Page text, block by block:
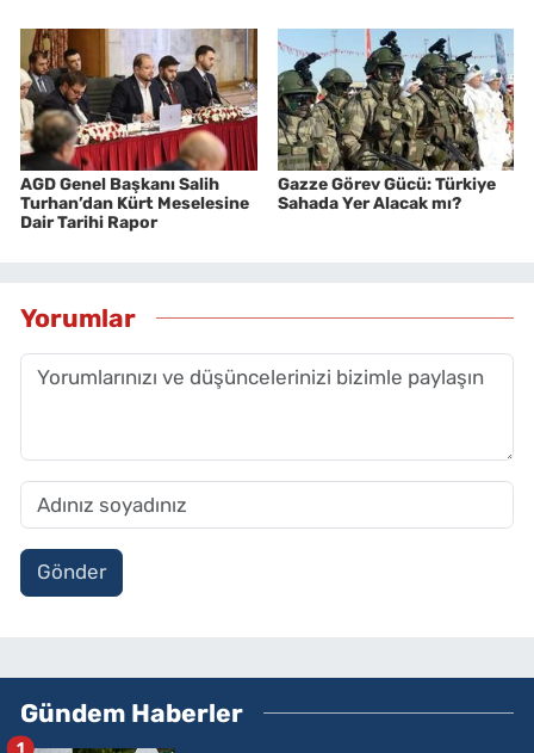
AGD Genel Başkanı Salih
Turhan’dan Kürt Meselesine
Dair Tarihi Rapor
Gazze Görev Gücü: Türkiye
Sahada Yer Alacak mı?
Yorumlar
Gönder
Gündem Haberler
1